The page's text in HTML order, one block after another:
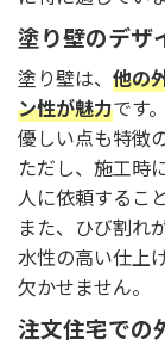
塗り壁のデザ
塗り壁は、 他の
ン性が魅力です
優しい点も特徴
ただし、施工時
人に依頼するこ
また、ひび割れ
水性の高い仕上
欠かせません。
注文住宅での